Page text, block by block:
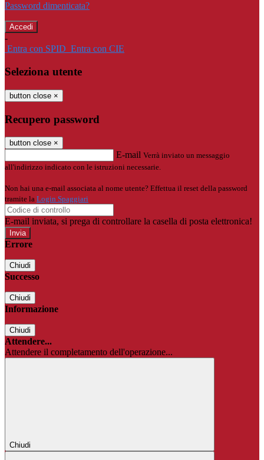
Password dimenticata?
-
Entra con SPID Entra con CIE
Seleziona utente
button close ×
Recupero password
button close ×
E-mail Verrà inviato un messaggio
all'indirizzo indicato con le istruzioni necessarie.
Non hai una e-mail associata al nome utente? Effettua il reset della password
tramite la Login Spaggiari
E-mail inviata, si prega di controllare la casella di posta elettronica!
Errore
Chiudi
Successo
Chiudi
Informazione
Chiudi
Attendere...
Attendere il completamento dell'operazione...
Chiudi